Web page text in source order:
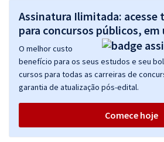
Assinatura Ilimitada: acesse
para concursos públicos,
O melhor custo
benefício para os seus estudos e seu
cursos para todas as carreiras de
garantia de atualização pós-edital.
Comece hoje